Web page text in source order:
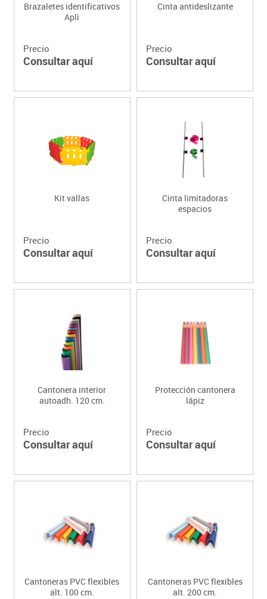
Brazaletes identificativos
Apli
Precio
Consultar aquí
Cinta antideslizante
Precio
Consultar aquí
Kit vallas
Precio
Consultar aquí
Cinta limitadoras
espacios
Precio
Consultar aquí
Cantonera interior
autoadh. 120 cm.
Precio
Consultar aquí
Protección cantonera
lápiz
Precio
Consultar aquí
Cantoneras PVC flexibles
alt. 100 cm.
Cantoneras PVC flexibles
alt. 200 cm.